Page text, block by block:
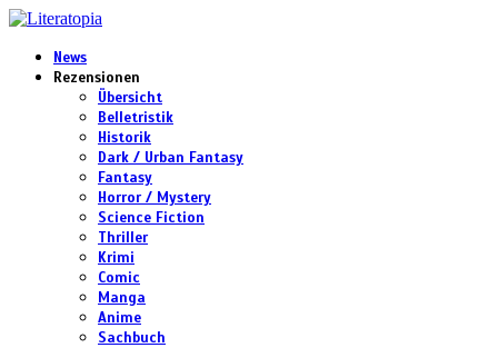
News
Rezensionen
Übersicht
Belletristik
Historik
Dark / Urban Fantasy
Fantasy
Horror / Mystery
Science Fiction
Thriller
Krimi
Comic
Manga
Anime
Sachbuch